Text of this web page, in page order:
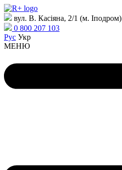
вул. В. Касіяна, 2/1 (м. Іподром)
0 800 207 103
Рус Укр
МЕНЮ